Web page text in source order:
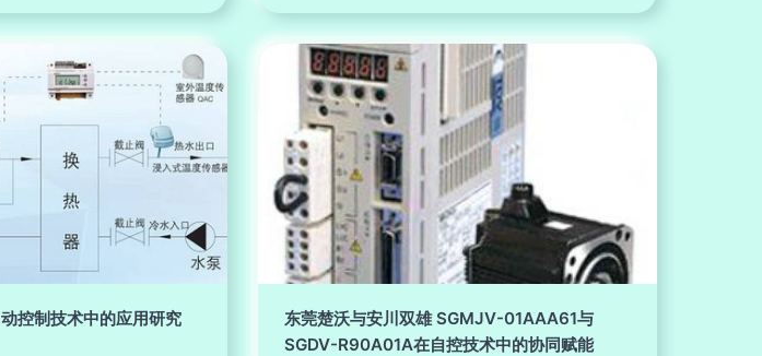
控制技术中的应用研究
东莞楚沃与安川双雄 SGMJV-01AAA61与
SGDV-R90A01A在自控技术中的协同赋能